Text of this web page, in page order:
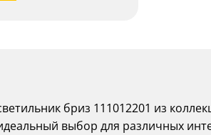
бриз 111012201 из
выбор для различных